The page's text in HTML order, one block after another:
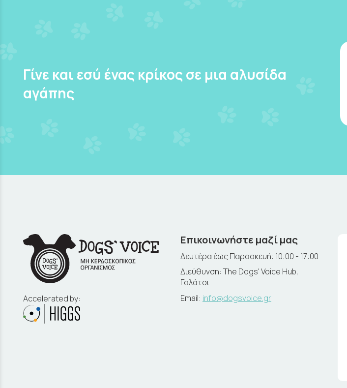
Γίνε και εσύ ένας κρίκος σε μια αλυσίδα
αγάπης
Accelerated by:
Επικοινωνήστε μαζί μας
Δευτέρα έως Παρασκευή: 10:00 - 17:00
Διεύθυνση: The Dogs' Voice Hub,
Γαλάτσι
Email: info@dogsvoice.gr